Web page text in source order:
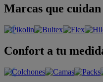
Marcas que cuidan
Confort a tu